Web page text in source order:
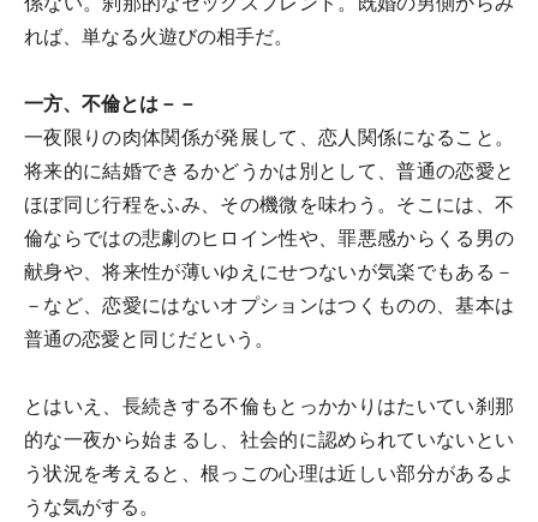
れば、単なる火遊びの相手だ。
一方、不倫とは－－
一夜限りの肉体関係が発展して、恋人関係になること。
将来的に結婚できるかどうかは別として、普通の恋愛と
ほぼ同じ行程をふみ、その機微を味わう。そこには、不
倫ならではの悲劇のヒロイン性や、罪悪感からくる男の
献身や、将来性が薄いゆえにせつないが気楽でもある－
－など、恋愛にはないオプションはつくものの、基本は
普通の恋愛と同じだという。
とはいえ、長続きする不倫もとっかかりはたいてい刹那
的な一夜から始まるし、社会的に認められていないとい
う状況を考えると、根っこの心理は近しい部分があるよ
うな気がする。